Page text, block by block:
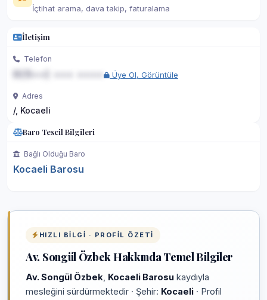
İçtihat arama, dava takip, faturalama
İletişim
Telefon
Üye Ol, Görüntüle
Adres
/, Kocaeli
Baro Tescil Bilgileri
Bağlı Olduğu Baro
Kocaeli Barosu
HIZLI BILGI · PROFIL ÖZETI
Av. Songül Özbek Hakkında Temel Bilgiler
Av. Songül Özbek Kocaeli Barosu kaydıyla
mesleğini sürdürmektedir · Şehir: Kocaeli · Profil